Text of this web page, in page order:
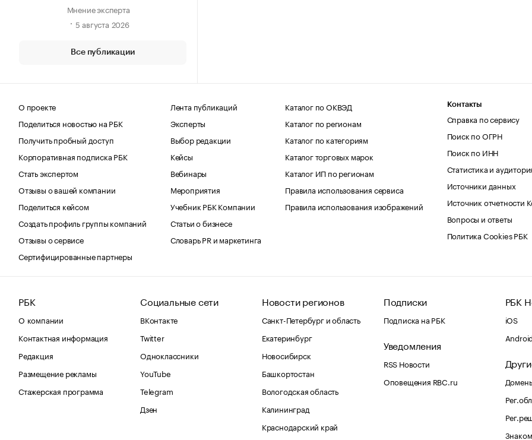
Мнение эксперта
5 августа 2026
Все публикации
О проекте
Поделиться новостью на РБК
Получить пробный доступ
Корпоративная подписка РБК
Стать экспертом
Отзывы о вашей компании
Поделиться кейсом
Создать профиль группы компаний
Отзывы о сервисе
Сертифицированные партнеры
Лента публикаций
Эксперты
Выбор редакции
Кейсы
Вебинары
Мероприятия
Учебник РБК Компании
Статьи о бизнесе
Словарь PR и маркетинга
Каталог по ОКВЭД
Каталог по регионам
Каталог по категориям
Каталог торговых марок
Каталог ИП по регионам
Правила использования сервиса
Правила использования изображений
Контакты
Справка по сервису
Поиск по ОГРН
Поиск по ИНН
Статистика и
Источники данных
Источник отчетности
Вопросы и ответы
Политика Cookies РБК
РБК
О компании
Контактная информация
Редакция
Размещение рекламы
Стажерская программа
Социальные сети
ВКонтакте
Twitter
Одноклассники
YouTube
Telegram
Дзен
Новости регионов
Санкт-Петербург и область
Екатеринбург
Новосибирск
Башкортостан
Вологодская область
Калининград
Краснодарский край
Подписки
Подписка на РБК
Уведомления
RSS Новости
Оповещения RBC.ru
РБК
iOS